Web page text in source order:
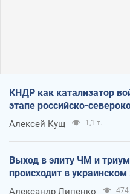
КНДР как катализатор
этапе российско-
Алексей Кущ 1,1 т.
Выход в элиту ЧМ и
происходит в украинском
Александр Липенко 474